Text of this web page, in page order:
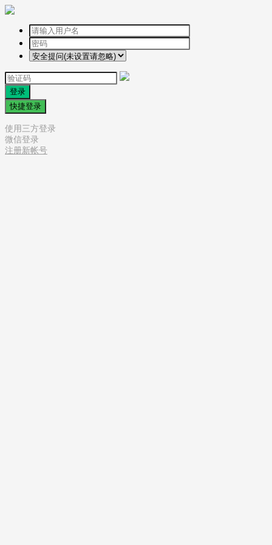
登录
快捷登录
使用三方登录
微信登录
注册新帐号